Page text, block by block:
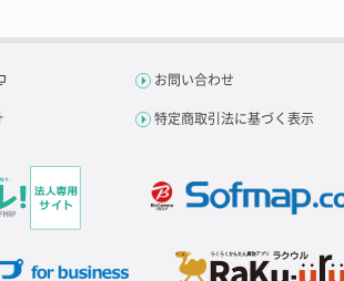
お問い合わせ
特定商取引法に基づく表示